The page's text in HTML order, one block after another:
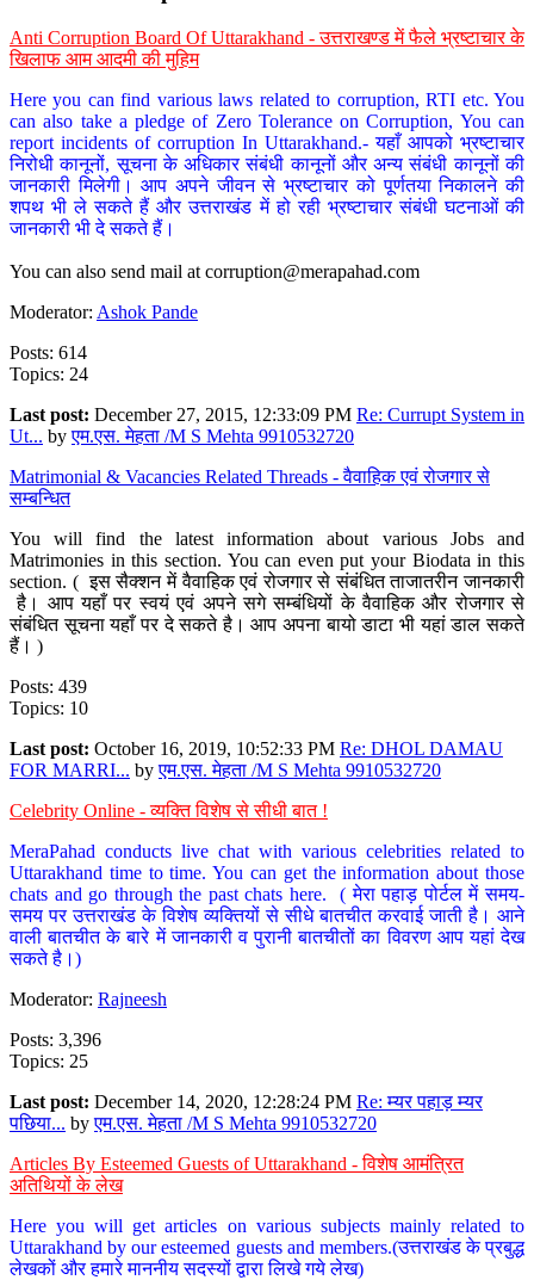
Anti Corruption Board Of Uttarakhand - उत्तराखण्ड में फैले भ्रष्टाचार के
खिलाफ आम आदमी की मुहिम
Here you can find various laws related to corruption, RTI etc. You
can also take a pledge of Zero Tolerance on Corruption, You can
report incidents of corruption In Uttarakhand.- यहाँ आपको भ्रष्टाचार
निरोधी कानूनों, सूचना के अधिकार संबंधी कानूनों और अन्य संबंधी कानूनों की
जानकारी मिलेगी। आप अपने जीवन से भ्रष्टाचार को पूर्णतया निकालने की
शपथ भी ले सकते हैं और उत्तराखंड में हो रही भ्रष्टाचार संबंधी घटनाओं की
जानकारी भी दे सकते हैं।
You can also send mail at corruption@merapahad.com
Moderator: Ashok Pande
Posts: 614
Topics: 24
Last post: December 27, 2015, 12:33:09 PM Re: Currupt System in
Ut... byएम.एस. मेहता /M S Mehta 9910532720
Matrimonial & Vacancies Related Threads - वैवाहिक एवं रोजगार से
सम्बन्धित
You will find the latest information about various Jobs and
Matrimonies in this section. You can even put your Biodata in this
section. ( इस सैक्शन में वैवाहिक एवं रोजगार से संबंधित ताजातरीन जानकारी
है। आप यहाँ पर स्वयं एवं अपने सगे सम्बंधियों के वैवाहिक और रोजगार से
संबंधित सूचना यहाँ पर दे सकते है। आप अपना बायो डाटा भी यहां डाल सकते
हैं। )
Posts: 439
Topics: 10
Last post: October 16, 2019, 10:52:33 PM Re: DHOL DAMAU
FOR MARRI... byएम.एस. मेहता /M S Mehta 9910532720
Celebrity Online - व्यक्ति विशेष से सीधी बात !
MeraPahad conducts live chat with various celebrities related to
Uttarakhand time to time. You can get the information about those
chats and go through the past chats here. ( मेरा पहाड़ पोर्टल में समय-
समय पर उत्तराखंड के विशेष व्यक्तियों से सीधे बातचीत करवाई जाती है। आने
वाली बातचीत के बारे में जानकारी व पुरानी बातचीतों का विवरण आप यहां देख
सकते है।)
Moderator: Rajneesh
Posts: 3,396
Topics: 25
Last post: December 14, 2020, 12:28:24 PM Re: म्यर पहाड़ म्यर
पछिया... byएम.एस. मेहता /M S Mehta 9910532720
Articles By Esteemed Guests of Uttarakhand - विशेष आमंत्रित
अतिथियों के लेख
Here you will get articles on various subjects mainly related to
Uttarakhand by our esteemed guests and members.(उत्तराखंड के प्रबुद्ध
लेखकों और हमारे माननीय सदस्यों द्वारा लिखे गये लेख)